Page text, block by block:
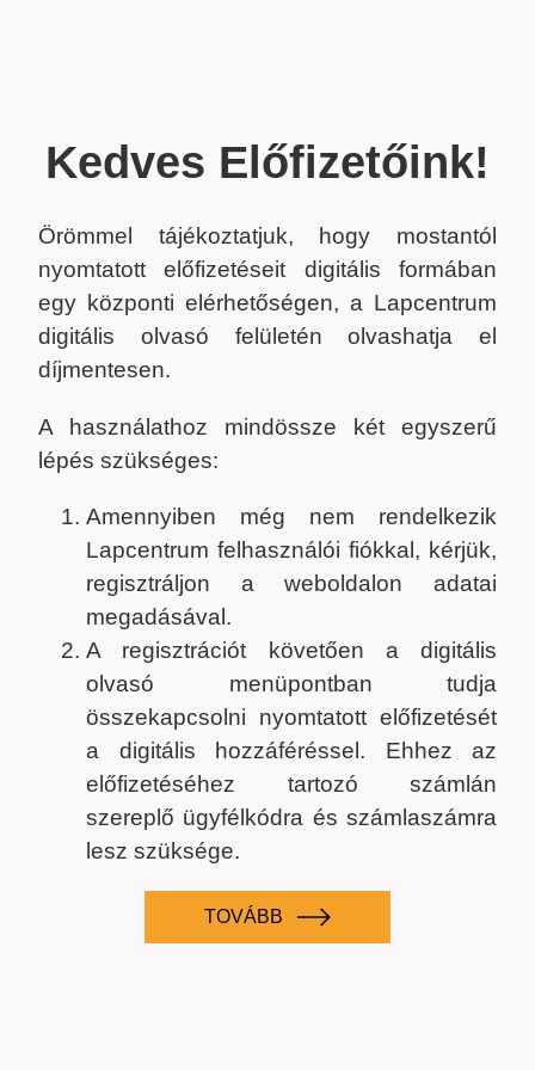
Kedves Előfizetőink!
Örömmel tájékoztatjuk, hogy mostantól
nyomtatott előfizetéseit digitális formában
egy központi elérhetőségen, a Lapcentrum
digitális olvasó felületén olvashatja el
díjmentesen.
A használathoz mindössze két egyszerű
lépés szükséges:
Amennyiben még nem rendelkezik
Lapcentrum felhasználói fiókkal, kérjük,
regisztráljon a weboldalon adatai
megadásával.
A regisztrációt követően a digitális
olvasó menüpontban tudja
összekapcsolni nyomtatott előfizetését
a digitális hozzáféréssel. Ehhez az
előfizetéséhez tartozó számlán
szereplő ügyfélkódra és számlaszámra
lesz szüksége.
TOVÁBB